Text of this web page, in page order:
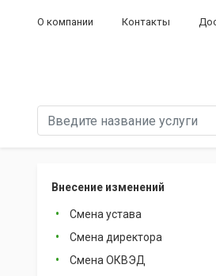
О компании Контакты
Внесение изменений
Смена устава
Смена директора
Смена ОКВЭД